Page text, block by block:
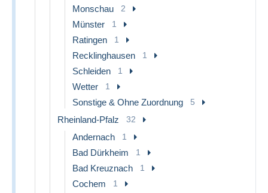
Monschau 2
Münster 1
Ratingen 1
Recklinghausen 1
Schleiden 1
Wetter 1
Sonstige & Ohne Zuordnung 5
Rheinland-Pfalz 32
Andernach 1
Bad Dürkheim 1
Bad Kreuznach 1
Cochem 1